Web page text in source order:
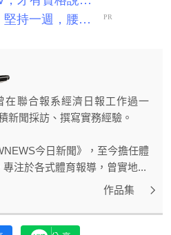
在聯合報系經濟日報工作過一
新聞採訪、撰寫實務經驗。
今日新聞》，至今擔任體
注於各式體育報導，曾實地...
作品集